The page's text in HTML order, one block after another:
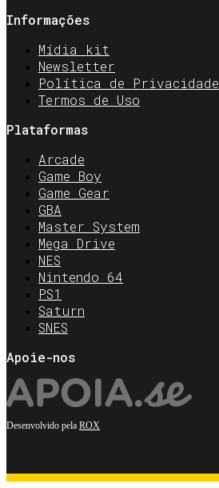
Informações
Mídia kit
Newsletter
Política de Privacidade
Termos de Uso
Plataformas
Arcade
Game Boy
Game Gear
GBA
Master System
Mega Drive
NES
Nintendo 64
PS1
Saturn
SNES
Apoie-nos
Desenvolvido pela ROX